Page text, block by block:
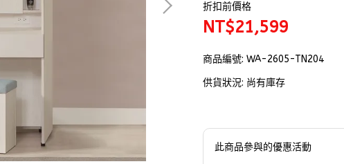
折扣前價格
NT$21,599
商品編號: WA-2605-TN204
供貨狀況: 尚有庫存
此商品參與的優惠活動